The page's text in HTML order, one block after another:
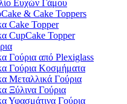
Ευχών Γάμου
& Cake Toppers
Cake Topper
CupCake Topper
Γούρια από Plexiglass
Γούρια Κοσμήματα
Μεταλλικά Γούρια
Ξύλινα Γούρια
Υφασμάτινα Γούρια